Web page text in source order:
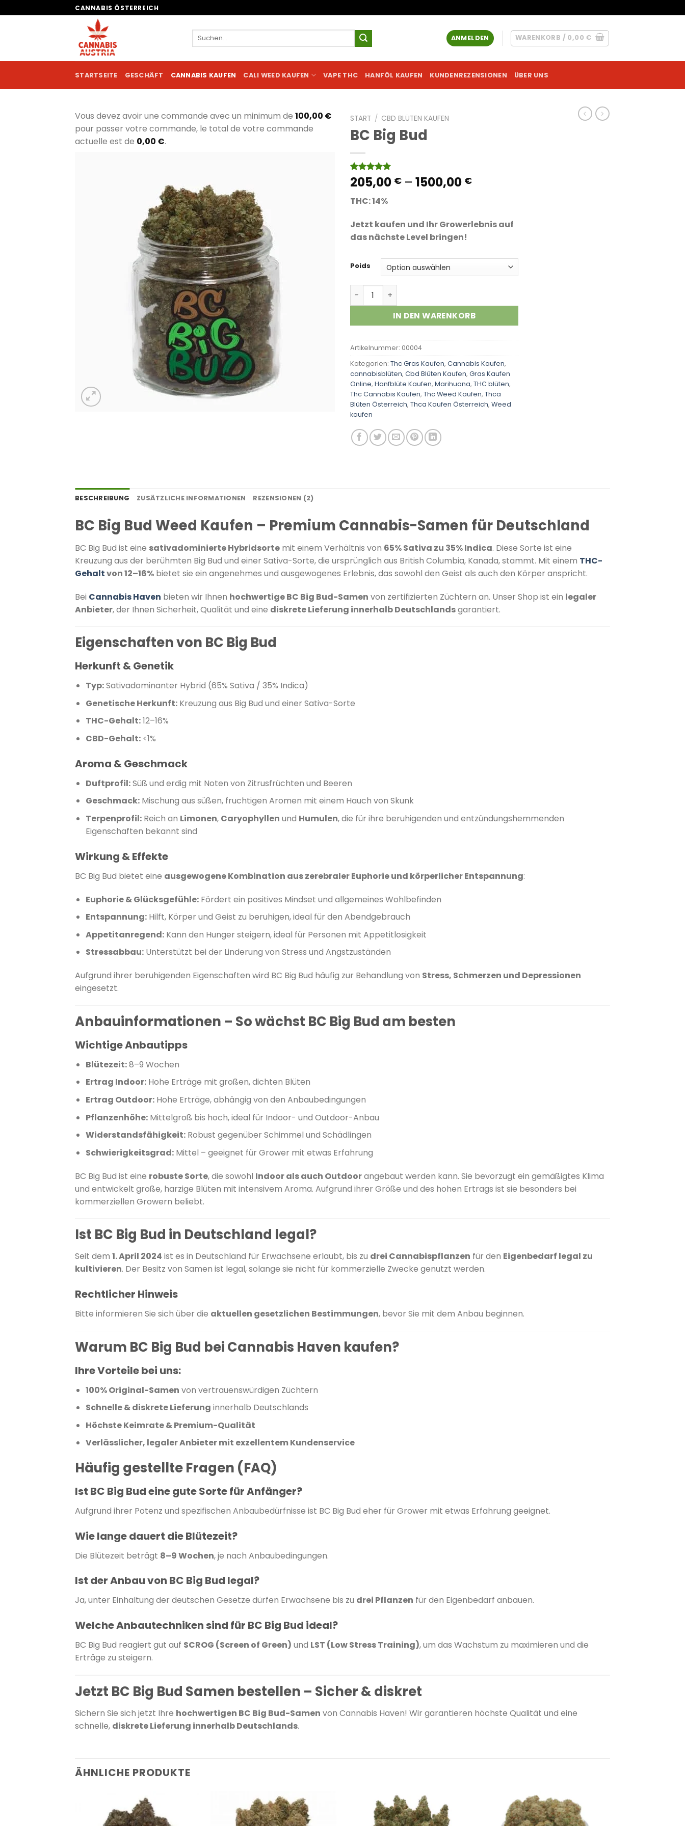
Inhalt
CANNABIS ÖSTERREICH
Suchen
ANMELDEN WARENKORB / 0,00 €
STARTSEITE GESCHÄFT CANNABIS KAUFEN CALI WEED KAUFEN VAPE THC HANFÖL KAUFEN KUNDENREZENSIONEN ÜBER UNS
Vous devez avoir une commande avec un minimum de 100,00 €
pour passer votre commande, le total de votre commande
actuelle est de 0,00 €.
START / CBD BLÜTEN KAUFEN
BC Big Bud
Bewertet
mit5.00
basierend
2
Kundenbewertungen
205,00 € – 1500,00 €Preisspanne:
1500,00 €
THC: 14%
Jetzt kaufen und Ihr Growerlebnis auf
das nächste Level bringen!
Poids
BC Big Bud Menge
IN DEN WARENKORB
Artikelnummer: 00004
Kategorien: Thc Gras Kaufen, Cannabis Kaufen,
cannabisblüten, Cbd Blüten Kaufen, Gras Kaufen
Online, Hanfblüte Kaufen, Marihuana, THC blüten,
Thc Cannabis Kaufen, Thc Weed Kaufen, Thca
Blüten Österreich, Thca Kaufen Österreich, Weed
kaufen
BESCHREIBUNG ZUSÄTZLICHE INFORMATIONEN REZENSIONEN (2)
BC Big Bud Weed Kaufen – Premium Cannabis-Samen für Deutschland
BC Big Bud ist eine sativadominierte Hybridsorte mit einem Verhältnis von 65% Sativa zu 35% Indica. Diese Sorte ist eine
Kreuzung aus der berühmten Big Bud und einer Sativa-Sorte, die ursprünglich aus British Columbia, Kanada, stammt. Mit einem THC-
Gehaltvon 12–16% bietet sie ein angenehmes und ausgewogenes Erlebnis, das sowohl den Geist als auch den Körper anspricht.
Bei Cannabis Haven bieten wir Ihnen hochwertige BC Big Bud-Samen von zertifizierten Züchtern an. Unser Shop ist ein legaler
Anbieter, der Ihnen Sicherheit, Qualität und eine diskrete Lieferung innerhalb Deutschlandsgarantiert.
Eigenschaften von BC Big Bud
Herkunft & Genetik
Typ:Sativadominanter Hybrid (65% Sativa / 35% Indica)
Genetische Herkunft: Kreuzung aus Big Bud und einer Sativa-Sorte
THC-Gehalt:12–16%
CBD-Gehalt: <1%
Aroma & Geschmack
Duftprofil:Süß und erdig mit Noten von Zitrusfrüchten und Beeren
Geschmack: Mischung aus süßen, fruchtigen Aromen mit einem Hauch von Skunk
Terpenprofil: Reich an Limonen, Caryophyllen und Humulen, die für ihre beruhigenden und entzündungshemmenden
Eigenschaften bekannt sind
Wirkung & Effekte
BC Big Bud bietet eine ausgewogene Kombination aus zerebraler Euphorie und körperlicher Entspannung:
Euphorie & Glücksgefühle: Fördert ein positives Mindset und allgemeines Wohlbefinden
Entspannung: Hilft, Körper und Geist zu beruhigen, ideal für den Abendgebrauch
Appetitanregend: Kann den Hunger steigern, ideal für Personen mit Appetitlosigkeit
Stressabbau: Unterstützt bei der Linderung von Stress und Angstzuständen
Aufgrund ihrer beruhigenden Eigenschaften wird BC Big Bud häufig zur Behandlung von Stress, Schmerzen und Depressionen
eingesetzt.
Anbauinformationen – So wächst BC Big Bud am besten
Wichtige Anbautipps
Blütezeit:8–9 Wochen
Ertrag Indoor: Hohe Erträge mit großen, dichten Blüten
Ertrag Outdoor: Hohe Erträge, abhängig von den Anbaubedingungen
Pflanzenhöhe: Mittelgroß bis hoch, ideal für Indoor- und Outdoor-Anbau
Widerstandsfähigkeit: Robust gegenüber Schimmel und Schädlingen
Schwierigkeitsgrad: Mittel – geeignet für Grower mit etwas Erfahrung
BC Big Bud ist eine robuste Sorte, die sowohl Indoor als auch Outdoorangebaut werden kann. Sie bevorzugt ein gemäßigtes Klima
und entwickelt große, harzige Blüten mit intensivem Aroma. Aufgrund ihrer Größe und des hohen Ertrags ist sie besonders bei
kommerziellen Growern beliebt.
Ist BC Big Bud in Deutschland legal?
Seit dem 1. April 2024 ist es in Deutschland für Erwachsene erlaubt, bis zu drei Cannabispflanzen für den Eigenbedarf legal zu
kultivieren. Der Besitz von Samen ist legal, solange sie nicht für kommerzielle Zwecke genutzt werden.
Rechtlicher Hinweis
Bitte informieren Sie sich über die aktuellen gesetzlichen Bestimmungen, bevor Sie mit dem Anbau beginnen.
Warum BC Big Bud bei Cannabis Haven kaufen?
Ihre Vorteile bei uns:
100% Original-Samen von vertrauenswürdigen Züchtern
Schnelle & diskrete Lieferung innerhalb Deutschlands
Höchste Keimrate & Premium-Qualität
Verlässlicher, legaler Anbieter mit exzellentem Kundenservice
Häufig gestellte Fragen (FAQ)
Ist BC Big Bud eine gute Sorte für Anfänger?
Aufgrund ihrer Potenz und spezifischen Anbaubedürfnisse ist BC Big Bud eher für Grower mit etwas Erfahrung geeignet.
Wie lange dauert die Blütezeit?
Die Blütezeit beträgt 8–9 Wochen, je nach Anbaubedingungen.
Ist der Anbau von BC Big Bud legal?
Ja, unter Einhaltung der deutschen Gesetze dürfen Erwachsene bis zu drei Pflanzen für den Eigenbedarf anbauen.
Welche Anbautechniken sind für BC Big Bud ideal?
BC Big Bud reagiert gut auf SCROG (Screen of Green) und LST (Low Stress Training), um das Wachstum zu maximieren und die
Erträge zu steigern.
Jetzt BC Big Bud Samen bestellen – Sicher & diskret
Sichern Sie sich jetzt Ihre hochwertigen BC Big Bud-Samen von Cannabis Haven! Wir garantieren höchste Qualität und eine
schnelle, diskrete Lieferung innerhalb Deutschlands.
ÄHNLICHE PRODUKTE